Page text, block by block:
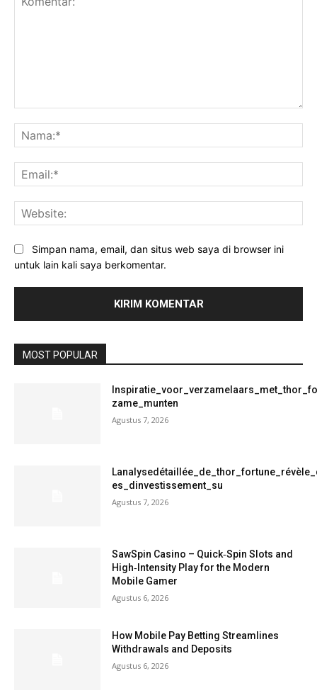
Simpan nama, email, dan situs web saya di browser ini
untuk lain kali saya berkomentar.
MOST POPULAR
zame_munten
Agustus 7, 2026
es_dinvestissement_su
Agustus 7, 2026
SawSpin Casino – Quick‑Spin Slots and
High‑Intensity Play for the Modern
Mobile Gamer
Agustus 6, 2026
How Mobile Pay Betting Streamlines
Withdrawals and Deposits
Agustus 6, 2026